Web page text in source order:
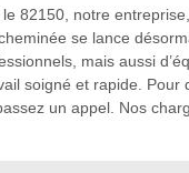
82150, notre
se lance
mais aussi
soigné et rapide.
un appel. Nos